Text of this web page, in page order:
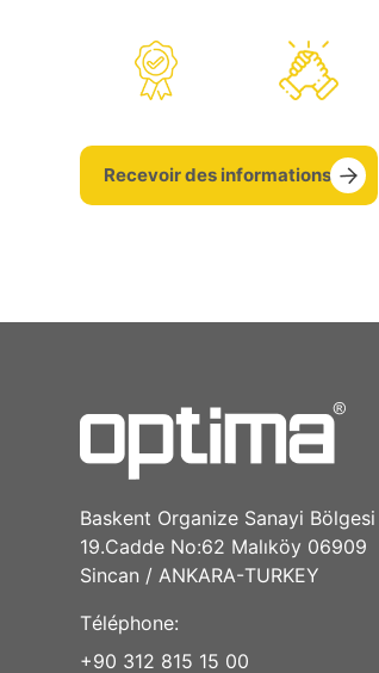
Recevoir des informations
Baskent Organize Sanayi Bölgesi
19.Cadde No:62 Malıköy 06909
Sincan / ANKARA-TURKEY
Téléphone:
+90 312 815 15 00